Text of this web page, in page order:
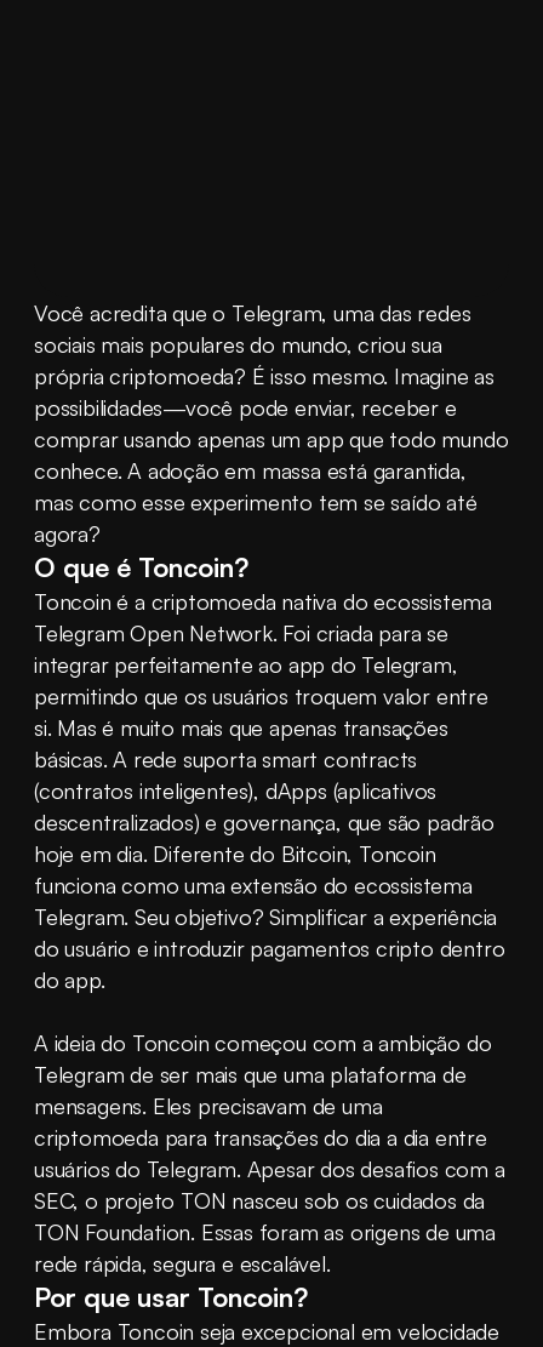
Você acredita que o Telegram, uma das redes
sociais mais populares do mundo, criou sua
própria criptomoeda? É isso mesmo. Imagine as
possibilidades—você pode enviar, receber e
comprar usando apenas um app que todo mundo
conhece. A adoção em massa está garantida,
mas como esse experimento tem se saído até
agora?
O que é Toncoin?
Toncoin é a criptomoeda nativa do ecossistema
Telegram Open Network. Foi criada para se
integrar perfeitamente ao app do Telegram,
permitindo que os usuários troquem valor entre
si. Mas é muito mais que apenas transações
básicas. A rede suporta smart contracts
(contratos inteligentes), dApps (aplicativos
descentralizados) e governança, que são padrão
hoje em dia. Diferente do Bitcoin, Toncoin
funciona como uma extensão do ecossistema
Telegram. Seu objetivo? Simplificar a experiência
do usuário e introduzir pagamentos cripto dentro
do app.
A ideia do Toncoin começou com a ambição do
Telegram de ser mais que uma plataforma de
mensagens. Eles precisavam de uma
criptomoeda para transações do dia a dia entre
usuários do Telegram. Apesar dos desafios com a
SEC, o projeto TON nasceu sob os cuidados da
TON Foundation. Essas foram as origens de uma
rede rápida, segura e escalável.
Por que usar Toncoin?
Embora Toncoin seja excepcional em velocidade